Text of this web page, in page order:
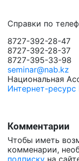
Справки по
8727-392-28-47
8727-392-28-37
8727-395-33-98
seminar@nab.kz
Национальная
Интернет-ресурс
Комментарии
Чтобы иметь
комменарии,